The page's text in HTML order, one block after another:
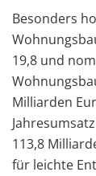
Besonders
19,8 und
Milliarden
113,8
für leichte